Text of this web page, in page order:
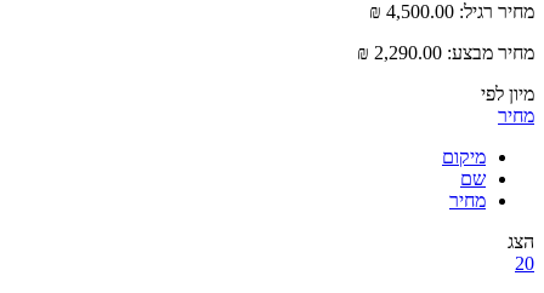
מחיר רגיל: 4,500.00 ₪
מחיר מבצע: 2,290.00 ₪
מיון לפי
מחיר
מיקום
שם
מחיר
הצג
20